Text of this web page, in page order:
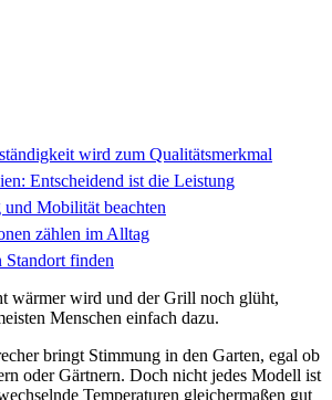
wird zum Qualitätsmerkmal
Entscheidend ist die Leistung
Mobilität beachten
zählen im Alltag
finden
wärmer wird und der Grill noch glüht,
Menschen einfach dazu.
bringt Stimmung in den Garten, egal ob
oder Gärtnern. Doch nicht jedes Modell ist
Temperaturen gleichermaßen gut